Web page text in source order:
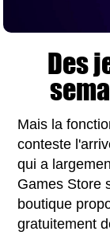
Des
Mais la
conteste
qui a
Games Store
boutique
gratuitement